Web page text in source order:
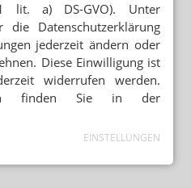
lit. a) DS-GVO). Unter
die Datenschutzerklärung
jederzeit ändern oder
Diese Einwilligung ist
widerrufen werden.
finden Sie in der
EINSTELLUNGEN